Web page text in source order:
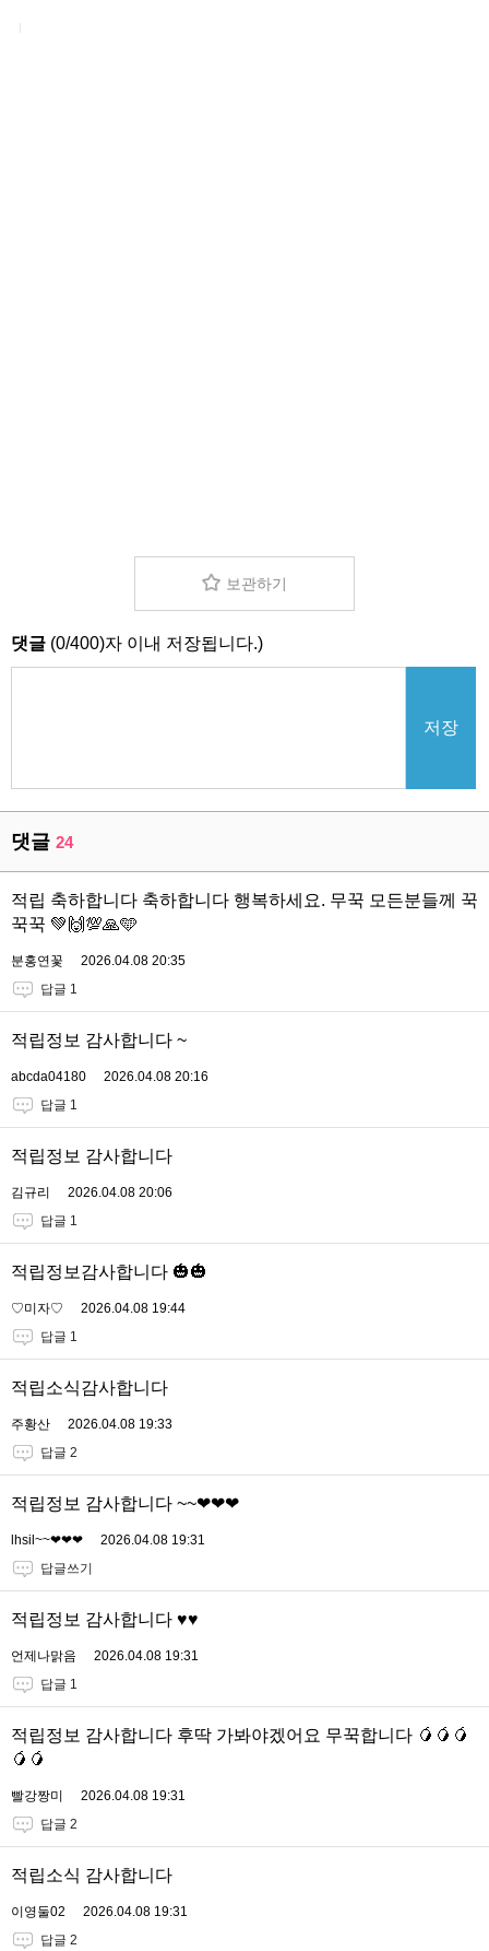
보관하기
댓글 (0/400)자 이내 저장됩니다.)
저장
댓글 24
적립 축하합니다 축하합니다 행복하세요. 무꾹 모든분들께 꾹
꾹꾹 💚🙌💯🙏🩵
분홍연꽃
2026.04.08 20:35
답글 1
적립정보 감사합니다 ~
abcda04180
2026.04.08 20:16
답글 1
적립정보 감사합니다
김규리
2026.04.08 20:06
답글 1
적립정보감사합니다 🎃🎃
♡미자♡
2026.04.08 19:44
답글 1
적립소식감사합니다
주황산
2026.04.08 19:33
답글 2
적립정보 감사합니다 ~~❤❤❤
lhsil~~❤❤❤
2026.04.08 19:31
답글쓰기
적립정보 감사합니다 ♥♥
언제나맑음
2026.04.08 19:31
답글 1
적립정보 감사합니다 후딱 가봐야겠어요 무꾹합니다 🥭🥭🥭
🥭🥭
빨강짱미
2026.04.08 19:31
답글 2
적립소식 감사합니다
이영둘02
2026.04.08 19:31
답글 2